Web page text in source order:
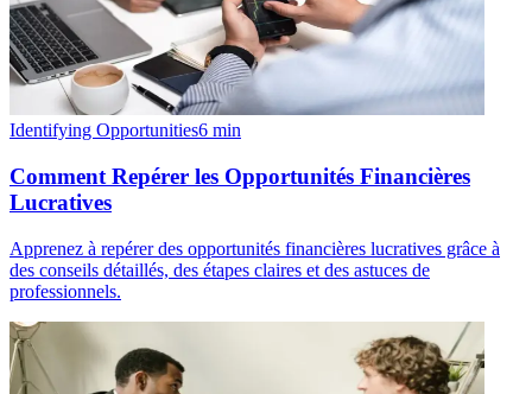
Identifying Opportunities6 min
Comment Repérer les Opportunités Financières
Lucratives
Apprenez à repérer des opportunités financières lucratives grâce à
des conseils détaillés, des étapes claires et des astuces de
professionnels.